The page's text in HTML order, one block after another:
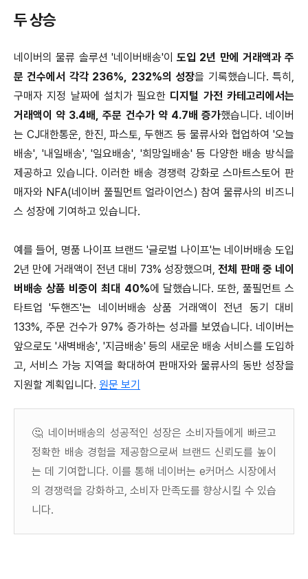
두 상승
네이버의 물류 솔루션 '네이버배송'이 도입 2년 만에 거래액과 주
문 건수에서 각각 236%, 232%의 성장을 기록했습니다. 특히,
구매자 지정 날짜에 설치가 필요한 디지털 가전 카테고리에서는
거래액이 약 3.4배, 주문 건수가 약 4.7배 증가했습니다. 네이버
는 CJ대한통운, 한진, 파스토, 두핸즈 등 물류사와 협업하여 '오늘
배송', '내일배송', '일요배송', '희망일배송' 등 다양한 배송 방식을
제공하고 있습니다. 이러한 배송 경쟁력 강화로 스마트스토어 판
매자와 NFA(네이버 풀필먼트 얼라이언스) 참여 물류사의 비즈니
스 성장에 기여하고 있습니다.
예를 들어, 명품 나이프 브랜드 '글로벌 나이프'는 네이버배송 도입
2년 만에 거래액이 전년 대비 73% 성장했으며,전체 판매 중 네이
버배송 상품 비중이 최대 40%에 달했습니다. 또한, 풀필먼트 스
타트업 '두핸즈'는 네이버배송 상품 거래액이 전년 동기 대비
133%, 주문 건수가 97% 증가하는 성과를 보였습니다. 네이버는
앞으로도 '새벽배송', '지금배송' 등의 새로운 배송 서비스를 도입하
고, 서비스 가능 지역을 확대하여 판매자와 물류사의 동반 성장을
지원할 계획입니다.​ 원문 보기
🤔 네이버배송의 성공적인 성장은 소비자들에게 빠르고
정확한 배송 경험을 제공함으로써 브랜드 신뢰도를 높이
는 데 기여합니다. 이를 통해 네이버는 e커머스 시장에서
의 경쟁력을 강화하고, 소비자 만족도를 향상시킬 수 있습
니다.